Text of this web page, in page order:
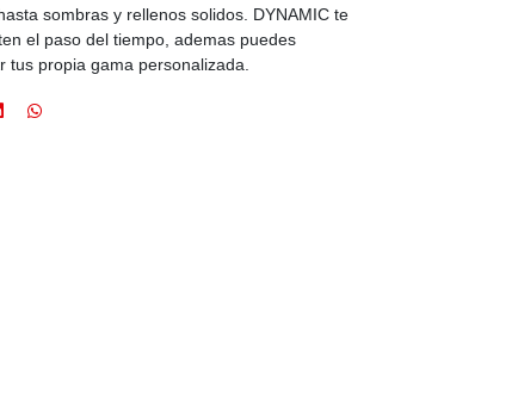
sombras y rellenos solidos. DYNAMIC te
el paso del tiempo, ademas puedes
propia gama personalizada.